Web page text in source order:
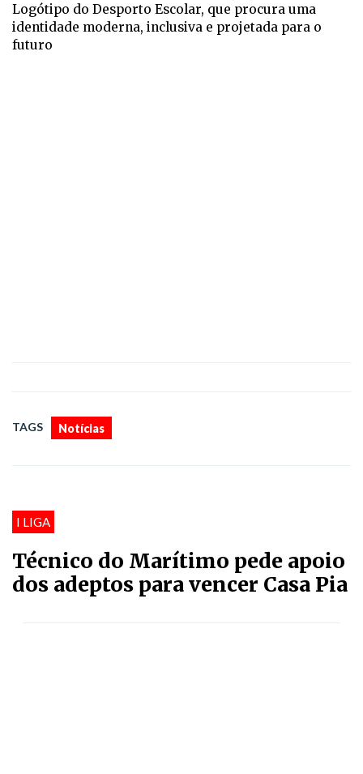
Logótipo do Desporto Escolar, que procura uma
identidade moderna, inclusiva e projetada para o
futuro
TAGS Notícias
I LIGA
Técnico do Marítimo pede apoio
dos adeptos para vencer Casa Pia